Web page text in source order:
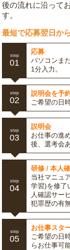
後の流れに沿って
す。
最短で応募翌日か
step
01
応募
パソコンま
1分入力。
step
02
説明会を予
ご希望の日
step
03
説明会
お仕事の進
後、選考会
step
04
研修 / 本人
当社マニュ
学習)を修了
人確認サー
犯罪歴の有
step
05
お仕事スタ
ご希望の日
らお仕事可